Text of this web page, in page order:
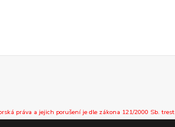
práva a jejich porušení je dle zákona 121/2000 Sb.